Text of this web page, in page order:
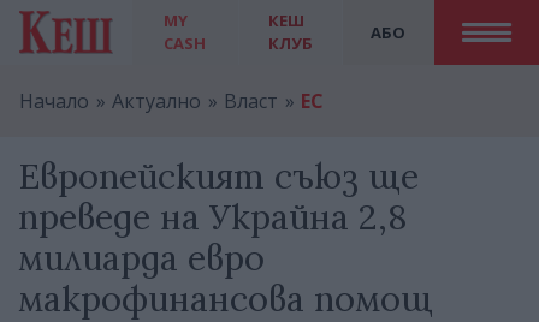
MY
CASH
АБО
КЕШ
КЛУБ
Начало Актуално Власт ЕС
Европейският съюз ще
преведе на Украйна 2,8
милиарда евро
макрофинансова помощ